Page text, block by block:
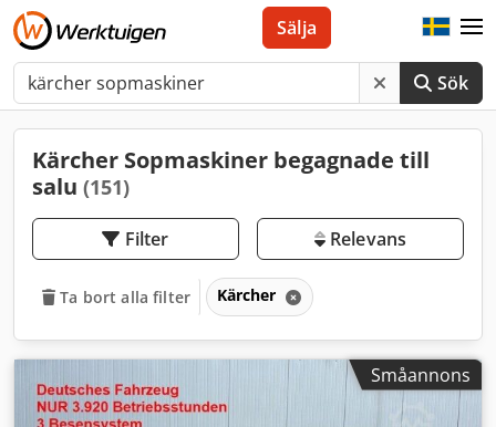
Sök
Sälja
Kärcher Sopmaskiner begagnade till
salu (151)
Filter Relevans
Ta bort alla filter Kärcher
Småannons